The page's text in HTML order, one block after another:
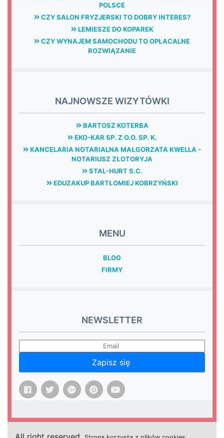
POLSCE
CZY SALON FRYZJERSKI TO DOBRY INTERES?
LEMIESZE DO KOPAREK
CZY WYNAJEM SAMOCHODU TO OPŁACALNE
ROZWIĄZANIE
NAJNOWSZE WIZYTÓWKI
BARTOSZ KOTERBA
EKO-KAR SP. Z O.O. SP. K.
KANCELARIA NOTARIALNA MAŁGORZATA KWELLA -
NOTARIUSZ ZŁOTORYJA
STAL-HURT S.C.
EDUZAKUP BARTŁOMIEJ KOBRZYŃSKI
MENU
BLOG
FIRMY
NEWSLETTER
Zapisz się